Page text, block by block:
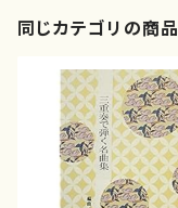
同じカテゴリの商品